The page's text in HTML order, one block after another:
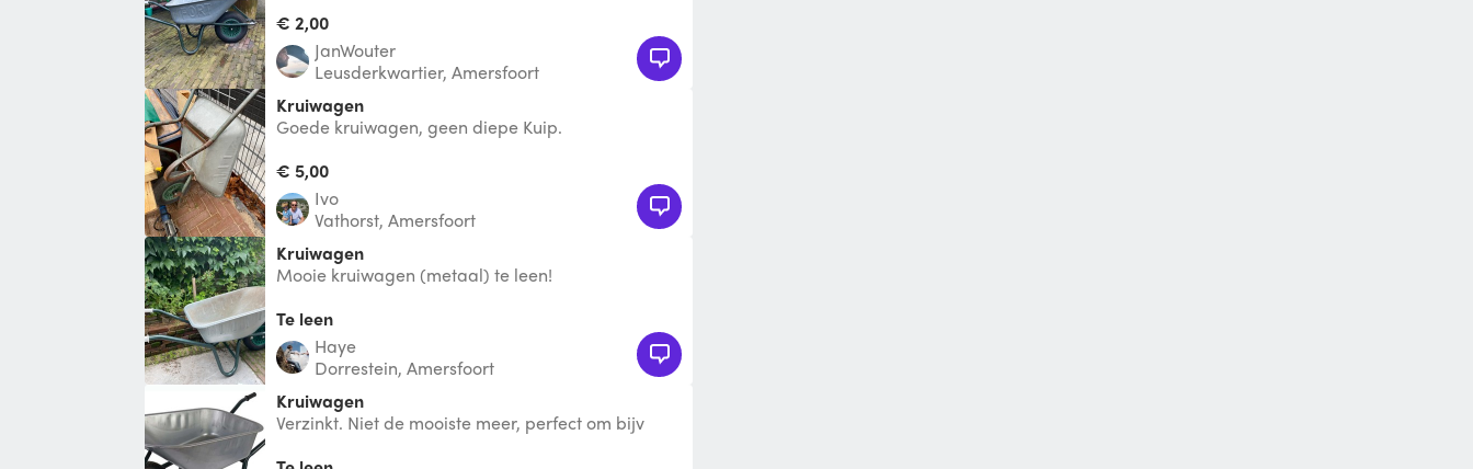
€ 2,00
JanWouter
Leusderkwartier, Amersfoort
Kruiwagen
Goede kruiwagen, geen diepe Kuip.
€ 5,00
Ivo
Vathorst, Amersfoort
Kruiwagen
Mooie kruiwagen (metaal) te leen!
Te leen
Haye
Dorrestein, Amersfoort
Kruiwagen
Verzinkt. Niet de mooiste meer, perfect om bijv